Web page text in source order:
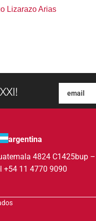
Lizarazo Arias
argentina
4824 C1425bup –
+54 11 4770 9090